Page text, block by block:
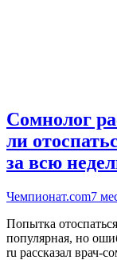
Сомнолог
ли
за всю
Чемпионат.com7
Попытка
популярная, но
ru рассказал врач-